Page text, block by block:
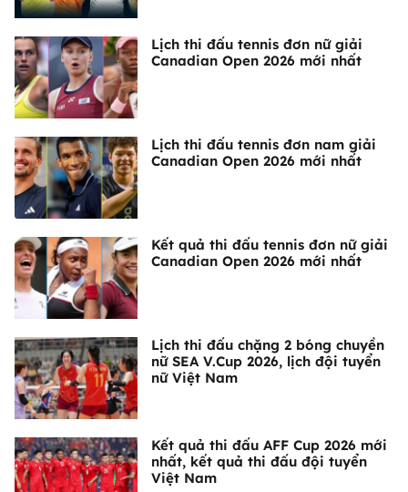
Lịch thi đấu tennis đơn nữ giải
Canadian Open 2026 mới nhất
Lịch thi đấu tennis đơn nam giải
Canadian Open 2026 mới nhất
Kết quả thi đấu tennis đơn nữ giải
Canadian Open 2026 mới nhất
Lịch thi đấu chặng 2 bóng chuyền
nữ SEA V.Cup 2026, lịch đội tuyển
nữ Việt Nam
Kết quả thi đấu AFF Cup 2026 mới
nhất, kết quả thi đấu đội tuyển
Việt Nam